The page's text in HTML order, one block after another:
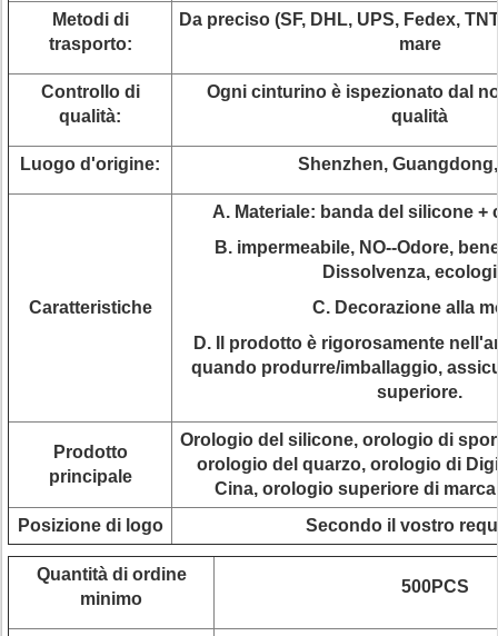
Metodi di
trasporto:
Da preciso (SF, DHL, UPS, Fedex,
mare
Controllo di
qualità:
Ogni cinturino è ispezionato dal
qualità
Luogo d'origine: Shenzhen,
Caratteristiche
A. Materiale: banda del silicone +
B. impermeabile, NO--Odore,
Dissolvenza,
C. Decorazione alla
D. Il prodotto è rigorosamente
quando produrre/imballaggio,
superiore.
Prodotto
principale
Orologio del silicone, orologio di
orologio del quarzo, orologio di
Cina, orologio superiore di
Posizione di logo
Secondo il vostro
Quantità di ordine
minimo
500PCS